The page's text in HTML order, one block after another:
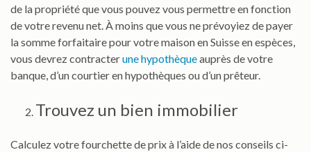
de la propriété que vous pouvez vous permettre en fonction
de votre revenu net. À moins que vous ne prévoyiez de payer
la somme forfaitaire pour votre maison en Suisse en espèces,
vous devrez contracterune hypothèqueauprès de votre
banque, d’un courtier en hypothèques ou d’un prêteur.
Trouvez un bien immobilier
Calculez votre fourchette de prix à l’aide de nos conseils ci-